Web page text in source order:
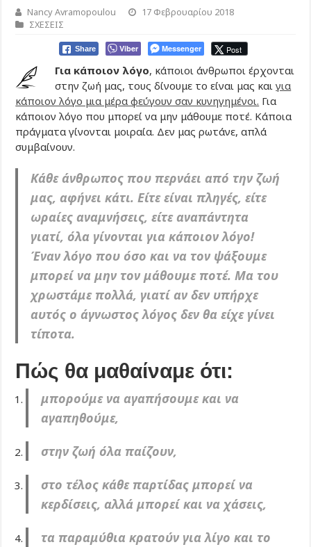
Nancy Avramopoulou
17 Φεβρουαρίου 2018
ΣΧΕΣΕΙΣ
Share Viber Messenger Post
Για κάποιον λόγο, κάποιοι άνθρωποι έρχονται
στην ζωή μας, τους δίνουμε το είναι μας καιγια
κάποιον λόγο μια μέρα φεύγουν σαν κυνηγημένοι. Για
κάποιον λόγο που μπορεί να μην μάθουμε ποτέ. Κάποια
πράγματα γίνονται μοιραία. Δεν μας ρωτάνε, απλά
συμβαίνουν.
Κάθε άνθρωπος που περνάει από την ζωή
μας, αφήνει κάτι. Είτε είναι πληγές, είτε
ωραίες αναμνήσεις, είτε αναπάντητα
γιατί, όλα γίνονται για κάποιον λόγο!
Έναν λόγο που όσο και να τον ψάξουμε
μπορεί να μην τον μάθουμε ποτέ. Μα του
χρωστάμε πολλά, γιατί αν δεν υπήρχε
αυτός ο άγνωστος λόγος δεν θα είχε γίνει
τίποτα.
Πώς θα μαθαίναμε ότι:
μπορούμε να αγαπήσουμε και να
αγαπηθούμε,
στην ζωή όλα παίζουν,
στο τέλος κάθε παρτίδας μπορεί να
κερδίσεις, αλλά μπορεί και να χάσεις,
τα παραμύθια κρατούν για λίγο και το